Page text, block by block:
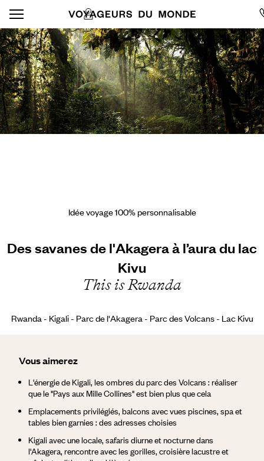
Idée voyage 100% personnalisable
Des savanes de l'Akagera à l’aura du lac
Kivu
This is Rwanda
Rwanda - Kigali - Parc de l'Akagera - Parc des Volcans - Lac Kivu
Vous aimerez
L'énergie de Kigali, les ombres du parc des Volcans : réaliser
que le "Pays aux Mille Collines" est bien plus que cela
Emplacements privilégiés, balcons avec vues piscines, spa et
tables bien garnies : des adresses choisies
Kigali avec une locale, safaris diurne et nocturne dans
l'Akagera, rencontre avec les gorilles, croisière lacustre et